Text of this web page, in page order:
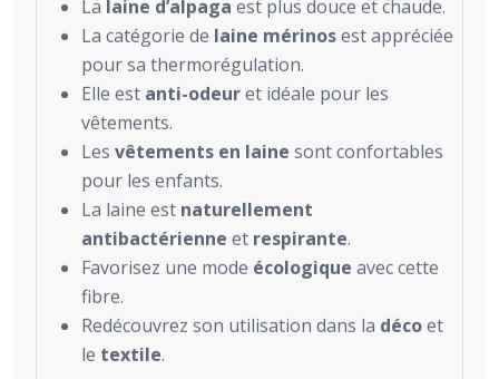
La laine d’alpaga est plus douce et chaude.
La catégorie de laine mérinosest appréciée
pour sa thermorégulation.
Elle est anti-odeuret idéale pour les
vêtements.
Les vêtements en laine sont confortables
pour les enfants.
La laine est naturellement
antibactérienne et respirante.
Favorisez une mode écologique avec cette
fibre.
Redécouvrez son utilisation dans la décoet
le textile.